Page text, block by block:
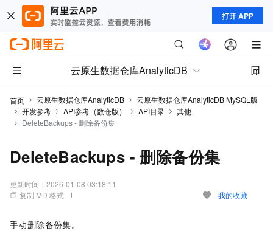
打开 APP
云原生数据仓库AnalyticDB
首页 云原生数据仓库AnalyticDB
云原生数据仓库AnalyticDB MySQL版
开发参考
API参考（数仓版） API目录
其他
DeleteBackups - 删除备份集
DeleteBackups - 删除备份集
更新时间： 2026-01-08 03:18:11
复制 MD 格式
我的收藏
手动删除备份集。